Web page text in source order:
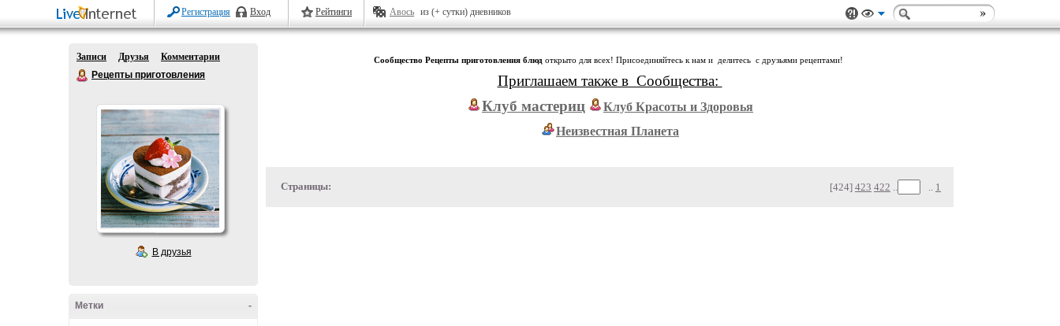
Регистрация Вход Рейтинги Авось из (+ сутки) дневников
Записи Друзья
Комментарии
Рецепты приготовления
В друзья
-
Метки
Сообщество Рецепты приготовления блюд открыто для всех! Присоединяйтесь к нам и делитесь с друзьями рецептами!
Приглашаем также в Сообщества:
Клуб мастериц
Клуб Красоты и Здоровья
Неизвестная Планета
Страницы: [424] 423 422 .. .. 1